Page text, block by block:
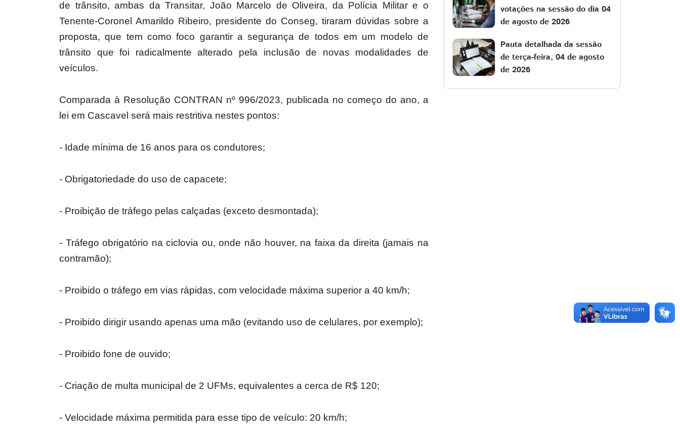
de trânsito, ambas da Transitar, João Marcelo de Oliveira, da Polícia Militar e o
Tenente-Coronel Amarildo Ribeiro, presidente do Conseg, tiraram dúvidas sobre a
proposta, que tem como foco garantir a segurança de todos em um modelo de
trânsito que foi radicalmente alterado pela inclusão de novas modalidades de
veículos.
Comparada à Resolução CONTRAN nº 996/2023, publicada no começo do ano, a
lei em Cascavel será mais restritiva nestes pontos:
- Idade mínima de 16 anos para os condutores;
- Obrigatoriedade do uso de capacete;
- Proibição de tráfego pelas calçadas (exceto desmontada);
- Tráfego obrigatório na ciclovia ou, onde não houver, na faixa da direita (jamais na
contramão);
- Proibido o tráfego em vias rápidas, com velocidade máxima superior a 40 km/h;
- Proibido dirigir usando apenas uma mão (evitando uso de celulares, por exemplo);
- Proibido fone de ouvido;
- Criação de multa municipal de 2 UFMs, equivalentes a cerca de R$ 120;
- Velocidade máxima permitida para esse tipo de veículo: 20 km/h;
votações na sessão do dia 04
de agosto de 2026
Pauta detalhada da sessão
de terça-feira, 04 de agosto
de 2026